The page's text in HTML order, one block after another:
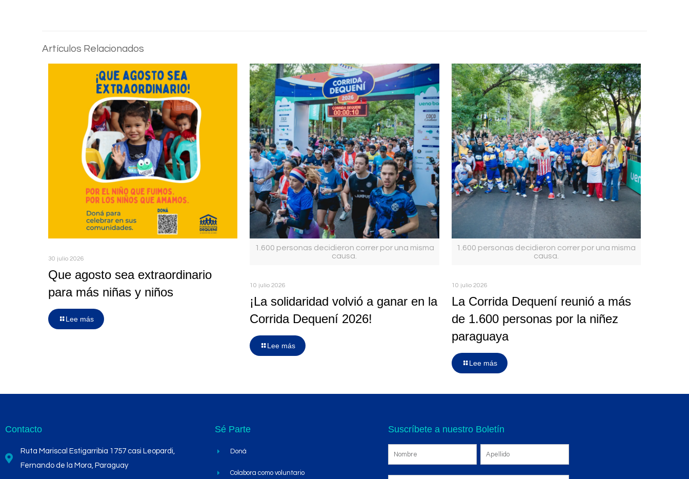
Artículos Relacionados
30 julio 2026
Que agosto sea extraordinario
para más niñas y niños
Lee más
1.600 personas decidieron correr por una misma
causa.
10 julio 2026
¡La solidaridad volvió a ganar en la
Corrida Dequení 2026!
Lee más
1.600 personas decidieron correr por una misma
causa.
10 julio 2026
La Corrida Dequení reunió a más
de 1.600 personas por la niñez
paraguaya
Lee más
Contacto
Ruta Mariscal Estigarribia 1757 casi Leopardi,
Fernando de la Mora, Paraguay
Sé Parte
Doná
Colabora como voluntario
Suscríbete a nuestro Boletín